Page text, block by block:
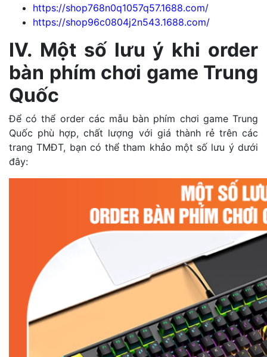
https://shop768n0q1057q57.1688.com/
https://shop96c0804j2n543.1688.com/
IV. Một số lưu ý khi order
bàn phím chơi game Trung
Quốc
Để có thể order các mẫu bàn phím chơi game Trung
Quốc phù hợp, chất lượng với giá thành rẻ trên các
trang TMĐT, bạn có thể tham khảo một số lưu ý dưới
đây: